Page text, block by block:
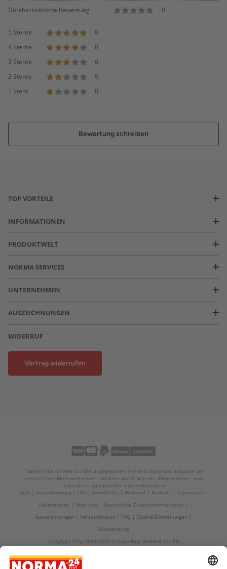
Durchschnittliche Bewertung 0
5 Sterne
0
4 Sterne
0
3 Sterne
0
2 Sterne
0
1 Stern
0
Bewertung schreiben
TOP VORTEILE
INFORMATIONEN
PRODUKTWELT
NORMA SERVICES
UNTERNEHMEN
AUSZEICHNUNGEN
WIDERRUF
Vertrag widerrufen
* Greifen Sie schnell zu! Alle angegebenen Preise in Euro und inklusive der
gesetzlichen Mehrwertsteuer. Irrtümer durch Schreib-, Programmier- und
Datenübertragungsfehler sind vorbehalten.
AGB
Verantwortung / CSR Newsletter Widerruf Kontakt
Impressum
Datenschutz
Über uns
Gesetzliche Zusatzinformationen
Auszeichnungen
Versandstatus FAQ
Cookie-Einstellungen
Rücksendung
Copyright © by NORMA24 Online-Shop GmbH & Co. KG